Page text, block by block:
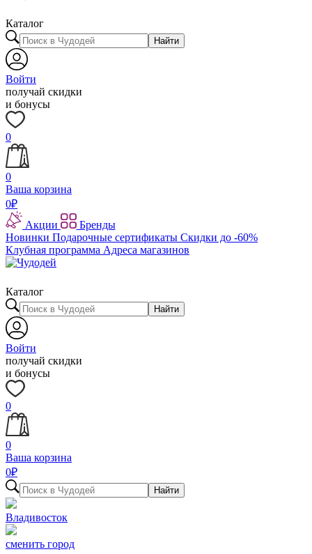
Каталог
Найти
Войти
получай скидки
и бонусы
0
0
Ваша корзина
0₽
Акции
Бренды
Новинки Подарочные сертификаты Скидки до -60%
Клубная программа Адреса магазинов
Каталог
Найти
Войти
получай скидки
и бонусы
0
0
Ваша корзина
0₽
Найти
Владивосток
сменить город